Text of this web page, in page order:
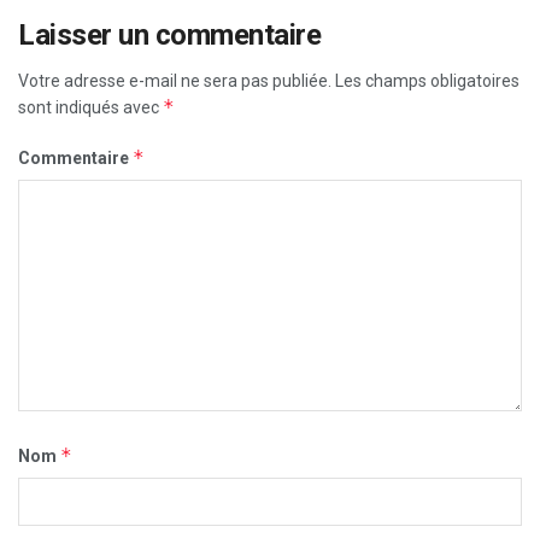
Laisser un commentaire
Votre adresse e-mail ne sera pas publiée. Les champs obligatoires
sont indiqués avec *
Commentaire *
Nom *